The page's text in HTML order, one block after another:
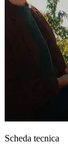
Scheda tecnica